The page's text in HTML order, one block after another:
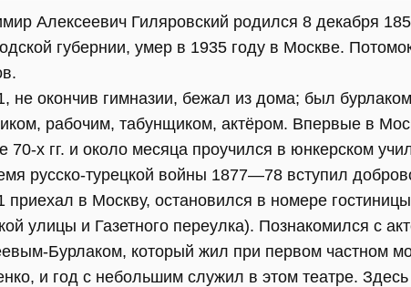
Алексеевич Гиляровский родился 8 декабря
губернии, умер в 1935 году в Москве.
не окончив гимназии, бежал из дома; был
рабочим, табунщиком, актёром. Впервые в
70-х гг. и около месяца проучился в юнкерском
русско-турецкой войны 1877—78 вступил
приехал в Москву, остановился в номере
улицы и Газетного переулка). Познакомился с
Бурлаком, который жил при первом частном
и год с небольшим служил в этом театре.